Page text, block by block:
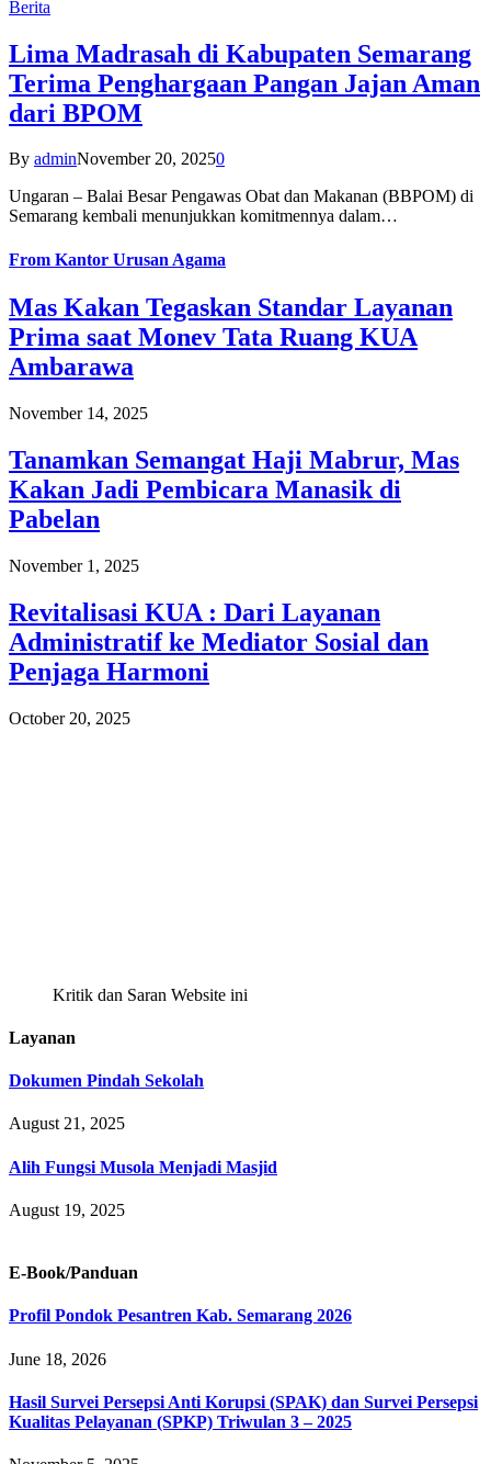
Berita
Lima Madrasah di Kabupaten Semarang
Terima Penghargaan Pangan Jajan Aman
dari BPOM
By adminNovember 20, 20250
Ungaran – Balai Besar Pengawas Obat dan Makanan (BBPOM) di
Semarang kembali menunjukkan komitmennya dalam…
From Kantor Urusan Agama
Mas Kakan Tegaskan Standar Layanan
Prima saat Monev Tata Ruang KUA
Ambarawa
November 14, 2025
Tanamkan Semangat Haji Mabrur, Mas
Kakan Jadi Pembicara Manasik di
Pabelan
November 1, 2025
Revitalisasi KUA : Dari Layanan
Administratif ke Mediator Sosial dan
Penjaga Harmoni
October 20, 2025
Kritik dan Saran Website ini
Layanan
Dokumen Pindah Sekolah
August 21, 2025
Alih Fungsi Musola Menjadi Masjid
August 19, 2025
E-Book/Panduan
Profil Pondok Pesantren Kab. Semarang 2026
June 18, 2026
Hasil Survei Persepsi Anti Korupsi (SPAK) dan Survei Persepsi
Kualitas Pelayanan (SPKP) Triwulan 3 – 2025